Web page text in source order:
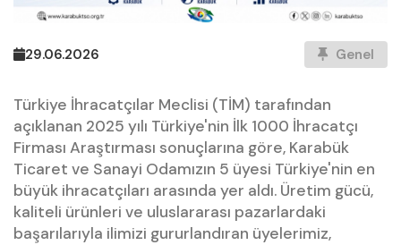
29.06.2026 Genel
Türkiye İhracatçılar Meclisi (TİM) tarafından
açıklanan 2025 yılı Türkiye'nin İlk 1000 İhracatçı
Firması Araştırması sonuçlarına göre, Karabük
Ticaret ve Sanayi Odamızın 5 üyesi Türkiye'nin en
büyük ihracatçıları arasında yer aldı. Üretim gücü,
kaliteli ürünleri ve uluslararası pazarlardaki
başarılarıyla ilimizi gururlandıran üyelerimiz,